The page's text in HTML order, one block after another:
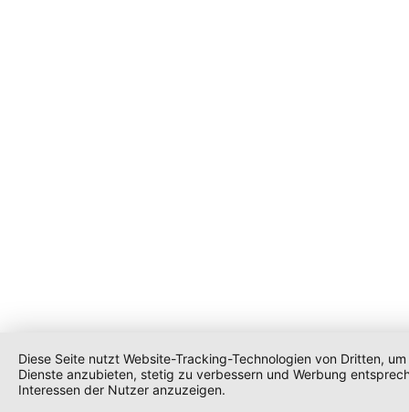
Diese Seite nutzt Website-Tracking-Technologien von Dritten, um
Dienste anzubieten, stetig zu verbessern und Werbung
Interessen der Nutzer anzuzeigen.